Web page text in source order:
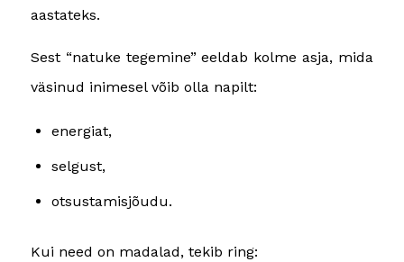
aastateks.
Sest “natuke tegemine” eeldab kolme asja, mida
väsinud inimesel võib olla napilt:
energiat,
selgust,
otsustamisjõudu.
Kui need on madalad, tekib ring: